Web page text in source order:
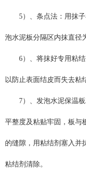
5）、条点法：用抹
泡水泥板分隔区内抹直径
6）、将抹好专用粘
以防止表面结皮而失去粘
7）、发泡水泥保温
平整度及粘贴牢固，板与
的缝隙，用粘结剂塞入并
粘结剂清除。